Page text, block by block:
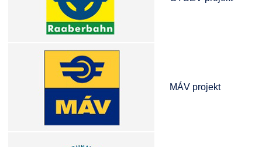
MÁV projekt